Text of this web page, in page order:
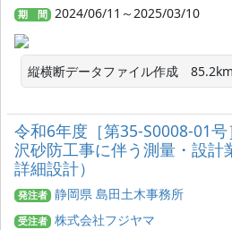
期 間 2024/06/11～2025/03/10
縦横断データファイル作成　85.2km
令和6年度［第35-S0008-01
沢砂防工事に伴う測量・設計
詳細設計）
発注者 静岡県 島田土木事務所
受注者 株式会社フジヤマ